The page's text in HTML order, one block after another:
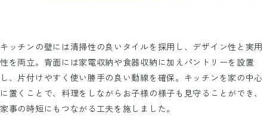
キッチンの壁には清掃性の良いタイルを採用し、デザイン性と実用
性を両立。背面には家電収納や食器収納に加えパントリーを設置
し、片付けやすく使い勝手の良い動線を確保。キッチンを家の中心
に置くことで、料理をしながらお子様の様子も見守ることができ、
家事の時短にもつながる工夫を施しました。